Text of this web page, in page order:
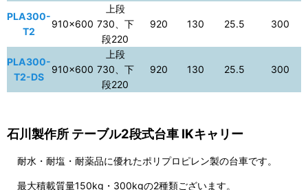
PLA300-
T2
910×600
上段
730、下
段220
920 130 25.5 300
PLA300-
T2-DS
910×600
上段
730、下
段220
920 130 25.5 300
石川製作所 テーブル2段式台車 IKキャリー
耐水・耐塩・耐薬品に優れたポリプロピレン製の台車です。
最大積載質量150kg・300kgの2種類ございます。